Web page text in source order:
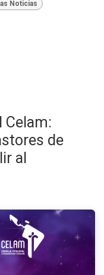
Noticias
Celam:
de
al